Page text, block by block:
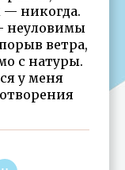
никогда.
неуловимы
ветра,
с натуры.
у меня